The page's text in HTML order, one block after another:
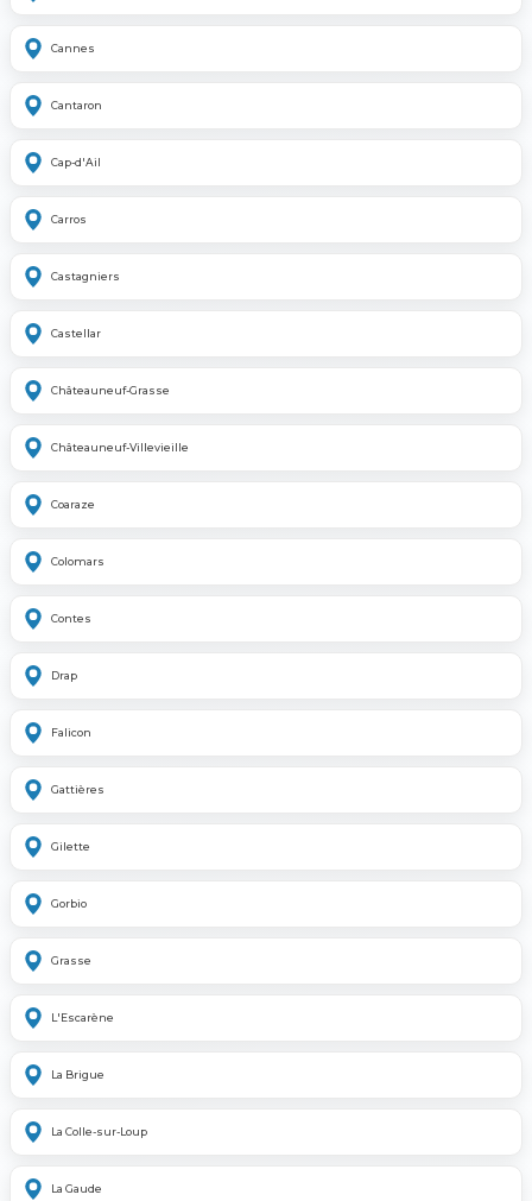
Cannes
Cantaron
Cap-d'Ail
Carros
Castagniers
Castellar
Châteauneuf-Grasse
Châteauneuf-Villevieille
Coaraze
Colomars
Contes
Drap
Falicon
Gattières
Gilette
Gorbio
Grasse
L'Escarène
La Brigue
La Colle-sur-Loup
La Gaude